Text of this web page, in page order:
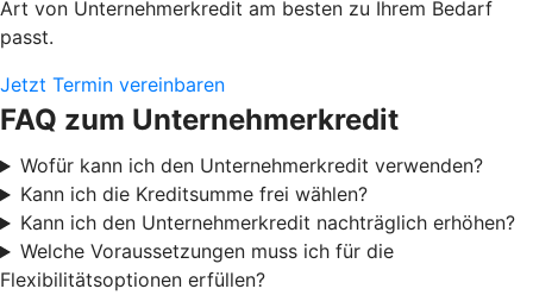
Art von Unternehmerkredit am besten zu Ihrem Bedarf
passt.
Jetzt Termin vereinbaren
FAQ zum Unternehmerkredit
Wofür kann ich den Unternehmerkredit verwenden?
Kann ich die Kreditsumme frei wählen?
Kann ich den Unternehmerkredit nachträglich erhöhen?
Welche Voraussetzungen muss ich für die
Flexibilitätsoptionen erfüllen?